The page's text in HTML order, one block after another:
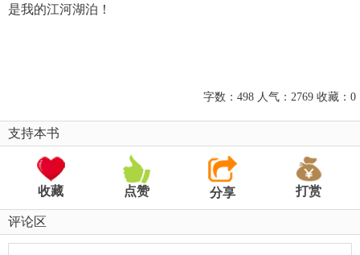
是我的江河湖泊！
字数：498 人气：2769 收藏：0
支持本书
收藏 点赞 分享 打赏
评论区